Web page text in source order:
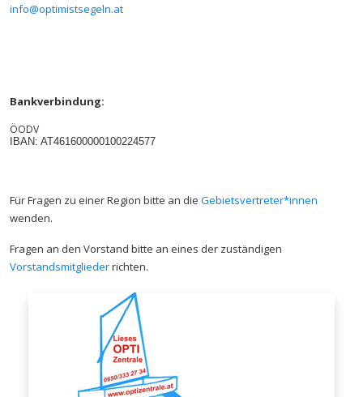
info@optimistsegeln.at
Bankverbindung:
ÖODV
IBAN: AT461600000100224577
Für Fragen zu einer Region bitte an die Gebietsvertreter*innen
wenden.
Fragen an den Vorstand bitte an eines der zuständigen
Vorstandsmitgliederrichten.